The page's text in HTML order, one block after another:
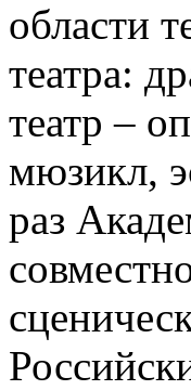
области
театра:
театр –
мюзикл,
раз